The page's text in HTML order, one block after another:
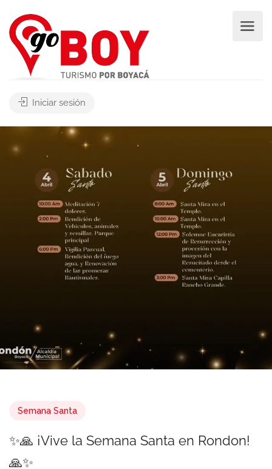
Iniciar sesión
Semana Santa
✨🙏 ¡Vive la Semana Santa en Rondon!
🙏✨